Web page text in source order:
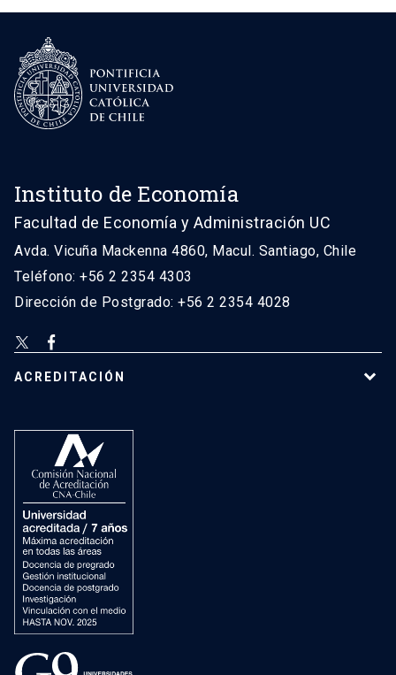
Instituto de Economía
Facultad de Economía y Administración UC
Avda. Vicuña Mackenna 4860, Macul. Santiago, Chile
Teléfono: +56 2 2354 4303
Dirección de Postgrado: +56 2 2354 4028
ACREDITACIÓN